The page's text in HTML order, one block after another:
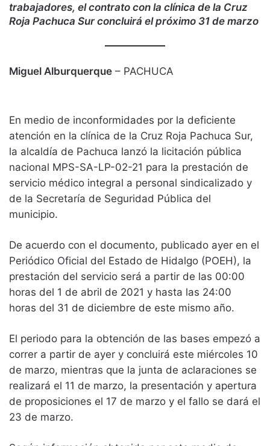
trabajadores, el contrato con la clínica de la Cruz
Roja Pachuca Sur concluirá el próximo 31 de marzo
Miguel Alburquerque – PACHUCA
En medio de inconformidades por la deficiente
atención en la clínica de la Cruz Roja Pachuca Sur,
la alcaldía de Pachuca lanzó la licitación pública
nacional MPS-SA-LP-02-21 para la prestación de
servicio médico integral a personal sindicalizado y
de la Secretaría de Seguridad Pública del
municipio.
De acuerdo con el documento, publicado ayer en el
Periódico Oficial del Estado de Hidalgo (POEH), la
prestación del servicio será a partir de las 00:00
horas del 1 de abril de 2021 y hasta las 24:00
horas del 31 de diciembre de este mismo año.
El periodo para la obtención de las bases empezó a
correr a partir de ayer y concluirá este miércoles 10
de marzo, mientras que la junta de aclaraciones se
realizará el 11 de marzo, la presentación y apertura
de proposiciones el 17 de marzo y el fallo se dará el
23 de marzo.